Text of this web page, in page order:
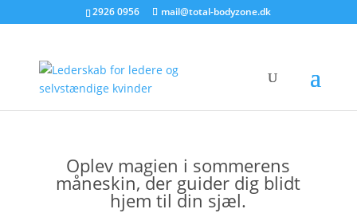
2926 0956 mail@total-bodyzone.dk
Oplev magien i sommerens
måneskin, der guider dig blidt
hjem til din sjæl.